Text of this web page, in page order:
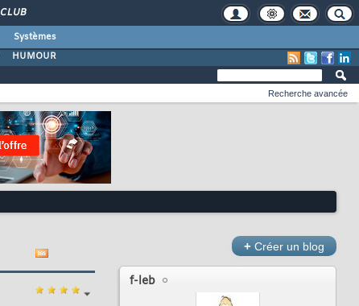
CLUB
Systèmes
HUMOUR
Recherche avancée
+ Créer un blog
f-leb